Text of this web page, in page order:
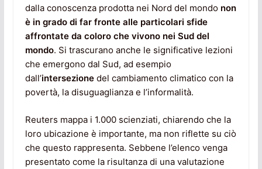
dalla conoscenza prodotta nei Nord del mondo non
è in grado di far fronte alle particolari sfide
affrontate da coloro che vivono nei Sud del
mondo. Si trascurano anche le significative lezioni
che emergono dal Sud, ad esempio
dall’intersezionedel cambiamento climatico con la
povertà, la disuguaglianza e l’informalità.
Reuters mappa i 1.000 scienziati, chiarendo che la
loro ubicazione è importante, ma non riflette su ciò
che questo rappresenta. Sebbene l’elenco venga
presentato come la risultanza di una valutazione